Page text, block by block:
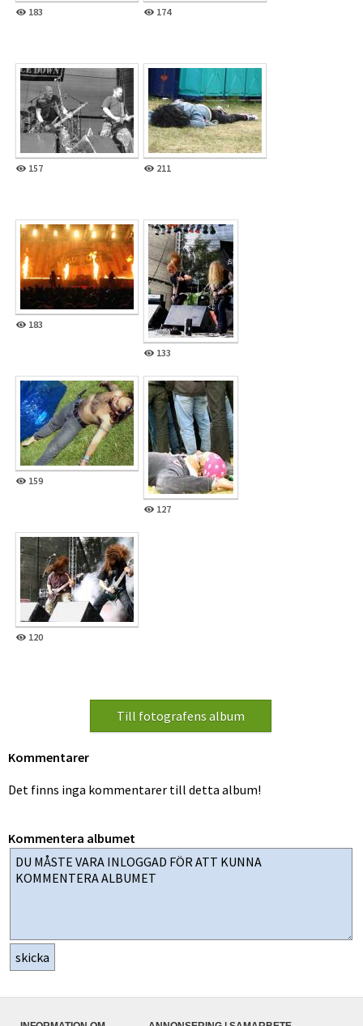
183 174
157 211
183
133
159
127
120
Kommentarer
Det finns inga kommentarer till detta album!
Kommentera albumet